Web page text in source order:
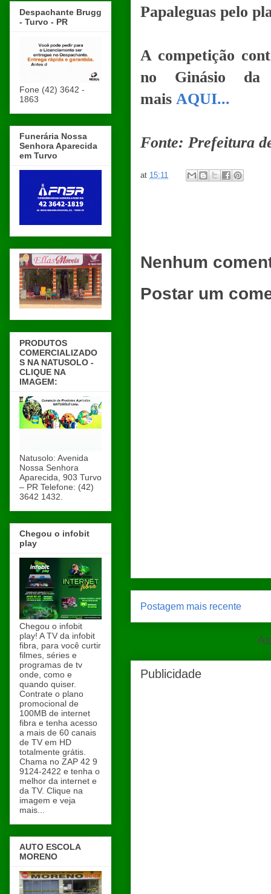
Papaleguas pelo
A competição
no Ginásio da
mais AQUI...
Fonte: Prefeitura
at 15:11
Nenhum
Postar um
Postagem mais recente
Publicidade
Despachante Brugg
- Turvo - PR
Fone (42) 3642 -
1863
Funerária Nossa
Senhora Aparecida
em Turvo
PRODUTOS
COMERCIALIZADO
S NA NATUSOLO -
CLIQUE NA
IMAGEM:
Natusolo: Avenida
Nossa Senhora
Aparecida, 903 Turvo
– PR Telefone: (42)
3642 1432.
Chegou o infobit
play
Chegou o infobit
play! A TV da infobit
fibra, para você curtir
filmes, séries e
programas de tv
onde, como e
quando quiser.
Contrate o plano
promocional de
100MB de internet
fibra e tenha acesso
a mais de 60 canais
de TV em HD
totalmente grátis.
Chama no ZAP 42 9
9124-2422 e tenha o
melhor da internet e
da TV. Clique na
imagem e veja
mais...
AUTO ESCOLA
MORENO